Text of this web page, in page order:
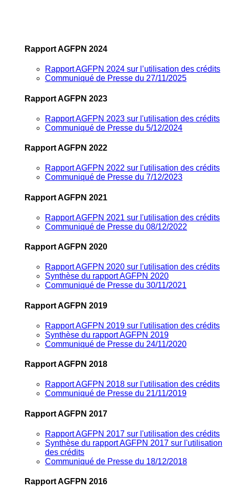
Rapport AGFPN 2024
Rapport AGFPN 2024 sur l’utilisation des crédits
Communiqué de Presse du 27/11/2025
Rapport AGFPN 2023
Rapport AGFPN 2023 sur l'utilisation des crédits
Communiqué de Presse du 5/12/2024
Rapport AGFPN 2022
Rapport AGFPN 2022 sur l'utilisation des crédits
Communiqué de Presse du 7/12/2023
Rapport AGFPN 2021
Rapport AGFPN 2021 sur l'utilisation des crédits
Communiqué de Presse du 08/12/2022
Rapport AGFPN 2020
Rapport AGFPN 2020 sur l'utilisation des crédits
Synthèse du rapport AGFPN 2020
Communiqué de Presse du 30/11/2021
Rapport AGFPN 2019
Rapport AGFPN 2019 sur l'utilisation des crédits
Synthèse du rapport AGFPN 2019
Communiqué de Presse du 24/11/2020
Rapport AGFPN 2018
Rapport AGFPN 2018 sur l'utilisation des crédits
Communiqué de Presse du 21/11/2019
Rapport AGFPN 2017
Rapport AGFPN 2017 sur l'utilisation des crédits
Synthèse du rapport AGFPN 2017 sur l'utilisation
des crédits
Communiqué de Presse du 18/12/2018
Rapport AGFPN 2016